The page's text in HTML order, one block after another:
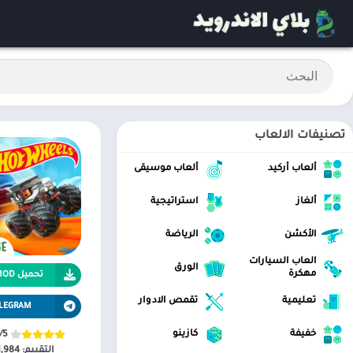
تحميل APK MOD
5
تصنيفات الالعاب
ألعاب أركيد ألعاب موسيقى
ألغاز استراتيجية
الأكشن الرياضة
العاب السيارات
مهكرة
الورق
تعليمية تقمص الادوار
خفيفة كازينو